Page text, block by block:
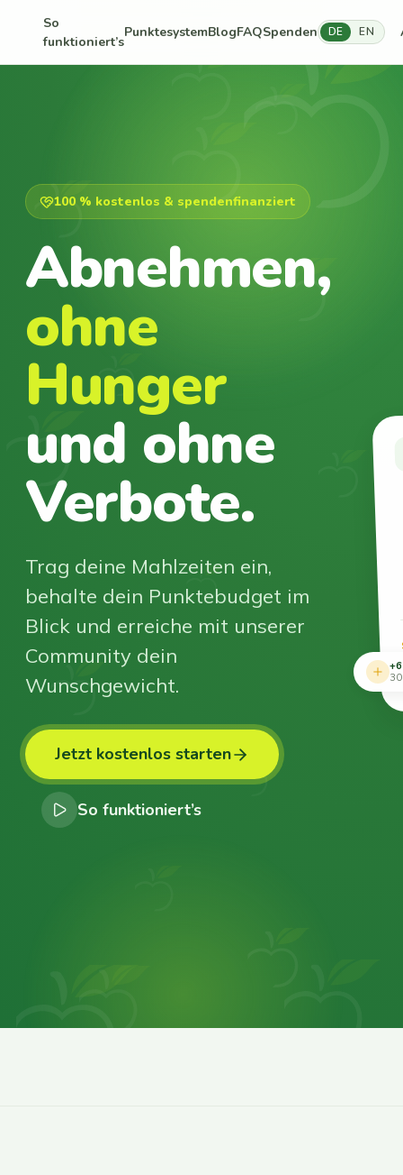
So
funktioniert’s
PunktesystemBlogFAQSpenden DE EN
100 % kostenlos & spendenfinanziert
Abnehmen,
ohne
Hunger
und ohne
Verbote.
Trag deine Mahlzeiten ein,
behalte dein Punktebudget im
Blick und erreiche mit unserer
Community dein
Wunschgewicht.
Jetzt kostenlos starten
So funktioniert’s